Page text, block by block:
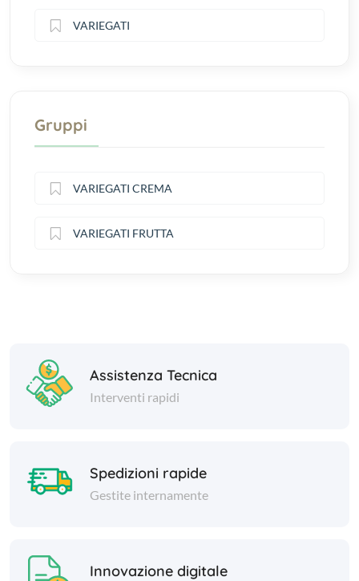
VARIEGATI
Gruppi
VARIEGATI CREMA
VARIEGATI FRUTTA
Assistenza Tecnica
Interventi rapidi
Spedizioni rapide
Gestite internamente
Innovazione digitale